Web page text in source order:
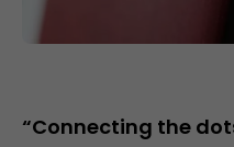
“Connecting the